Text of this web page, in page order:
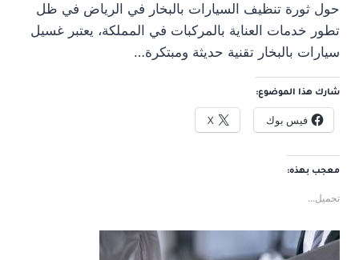
حول ثورة تنظيف السيارات بالبخار في الرياض في ظل
تطور خدمات العناية بالمركبات في المملكة، يعتبر غسيل
سيارات بالبخار تقنية حديثة ومبتكرة…
شارك هذا الموضوع:
فيس بوك X
معجب بهذه:
تحميل...